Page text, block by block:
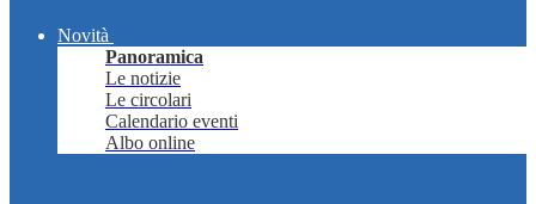
Novità
Panoramica
Le notizie
Le circolari
Calendario eventi
Albo online